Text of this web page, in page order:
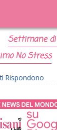
Settimane
No Stress
Rispondono